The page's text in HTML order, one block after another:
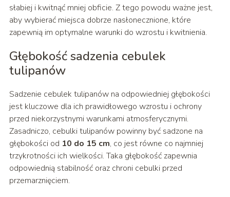
słabiej i kwitnąć mniej obficie. Z tego powodu ważne jest,
aby wybierać miejsca dobrze nasłonecznione, które
zapewnią im optymalne warunki do wzrostu i kwitnienia.
Głębokość sadzenia cebulek
tulipanów
Sadzenie cebulek tulipanów na odpowiedniej głębokości
jest kluczowe dla ich prawidłowego wzrostu i ochrony
przed niekorzystnymi warunkami atmosferycznymi.
Zasadniczo, cebulki tulipanów powinny być sadzone na
głębokości od 10 do 15 cm, co jest równe co najmniej
trzykrotności ich wielkości. Taka głębokość zapewnia
odpowiednią stabilność oraz chroni cebulki przed
przemarznięciem.